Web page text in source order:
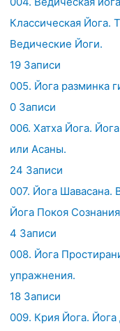
Классическая Йога.
Ведические Йоги.
19 Записи
005. Йога разминка
0 Записи
006. Хатха Йога.
или Асаны.
24 Записи
007. Йога Шавасана.
Йога Покоя
4 Записи
008. Йога
упражнения.
18 Записи
009. Крия Йога.